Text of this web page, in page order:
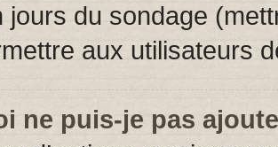
jours du sondage
aux utilisateurs
ne puis-je pas